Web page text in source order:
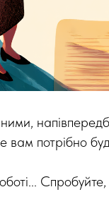
вам потрібно